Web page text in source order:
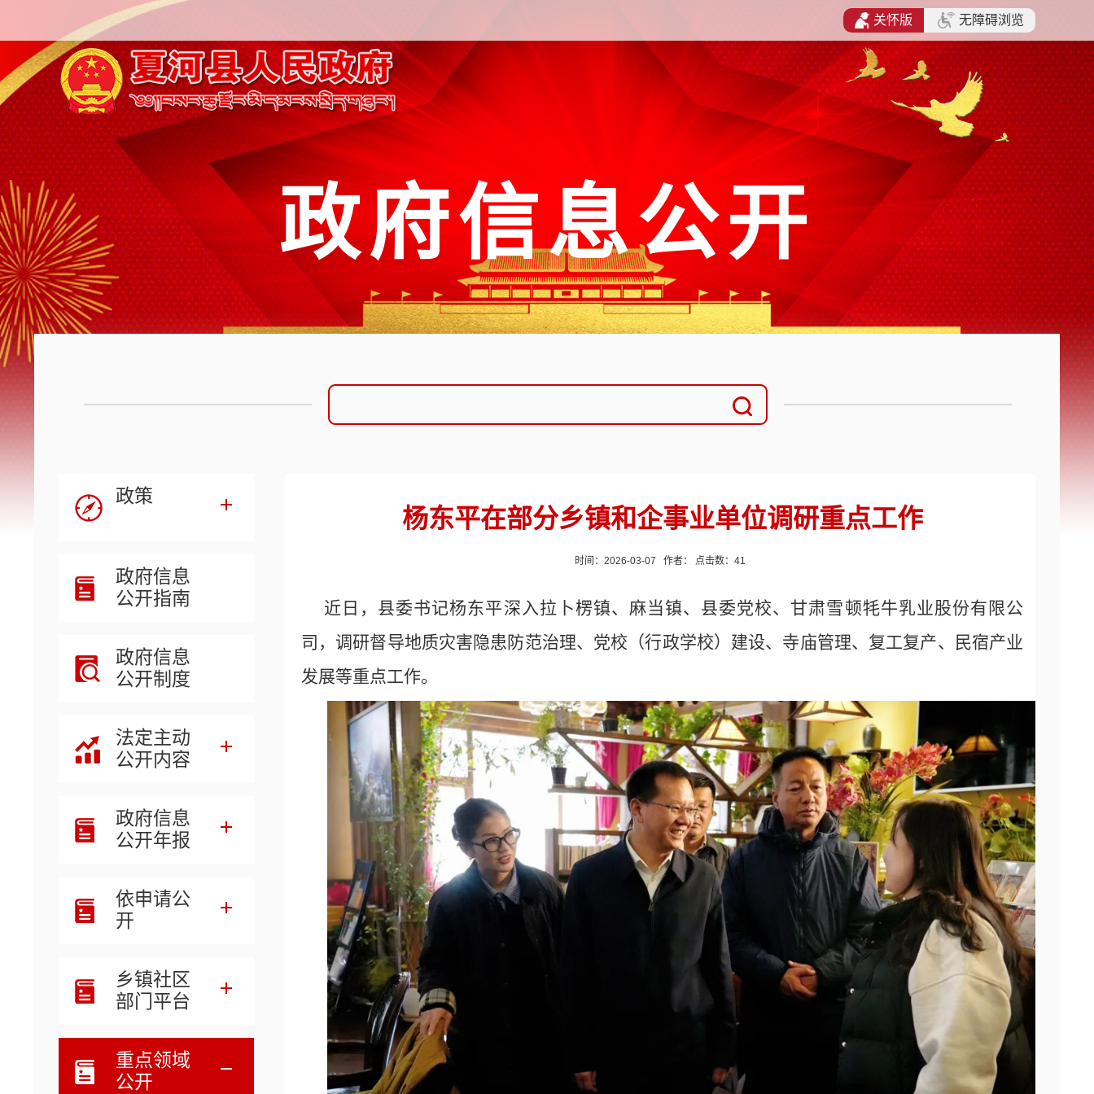
政府信息公开
政策
政府信息
公开指南
政府信息
公开制度
法定主动
公开内容
政府信息
公开年报
依申请公
开
乡镇社区
部门平台
重点领域
公开
杨东平在部分乡镇和企事业单位调研重点工作
时间：2026-03-07 作者： 点击数： 41
近日，县委书记杨东平深入拉卜楞镇、麻当镇、县委党校、甘肃雪顿牦牛乳业股份有限公
司，调研督导地质灾害隐患防范治理、党校（行政学校）建设、寺庙管理、复工复产、民宿产业
发展等重点工作。
关怀版 无障碍浏览